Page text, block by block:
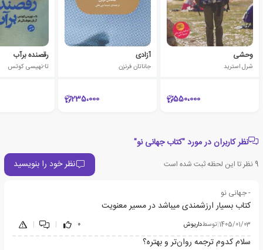
وحشی
شرل استرید
550،000
آزادی
جاناتان فرنزن
235،000
رقصنده برآب
تا-نهیسی کوتس
نظر کاربران در مورد "کتاب جهانی نو"
9نظر تا این لحظه ثبت شده است نظر خود را بنویسید
- جهانی نو
کتاب بسیار ارزشمندی میباشد در مسیر معنویت
1405/01/03
|توسطداریوش 0
|
|
سلام کدوم ترجمه روان‌تر و بهتره؟